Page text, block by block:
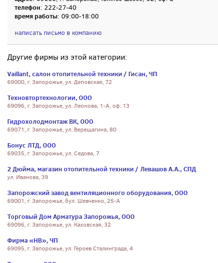
телефон: 222-27-40
время работы: 09:00-18:00
написать письмо в компанию
Другие фирмы из этой категории:
Vaillant, салон отопительной техники / Гисан, ЧП
69000, г. Запорожье, ул. Деповская, 72
Техновтортехнологии, ООО
69096, г. Запорожье, ул. Леонова, 1-А, оф. 13
Гидрохолодмонтаж ВК, ООО
69071, г. Запорожье, ул. Верещагина, 80
Бонус ЛТД, ООО
69035, г. Запорожье, ул. Седова, 7
2 Дюйма, магазин отопительной техники / Левашов А.А., СПД
ул. Иванова, 39
Запорожский завод вентиляционного оборудования, ООО
69001, г. Запорожье, бул. Шевченко, 25-А
Торговый Дом Арматура Запорожья, ООО
69096, г. Запорожье, ул. Каховская, 32
Фирма «НВ», ЧП
69095, г. Запорожье, ул. Героев Сталинграда, 4